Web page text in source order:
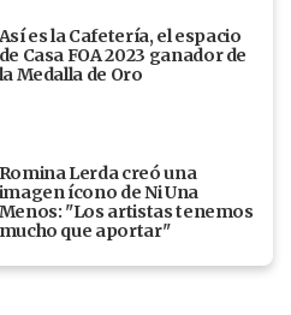
es la Cafetería, el espacio
de Casa FOA 2023 ganador de
la Medalla de Oro
Romina Lerda creó una
imagen ícono de Ni Una
Menos: "Los artistas tenemos
mucho que aportar"